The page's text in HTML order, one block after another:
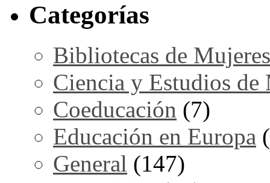
Categorías
Bibliotecas de Mujeres
Ciencia y Estudios de
Coeducación (7)
Educación en Europa
General (147)